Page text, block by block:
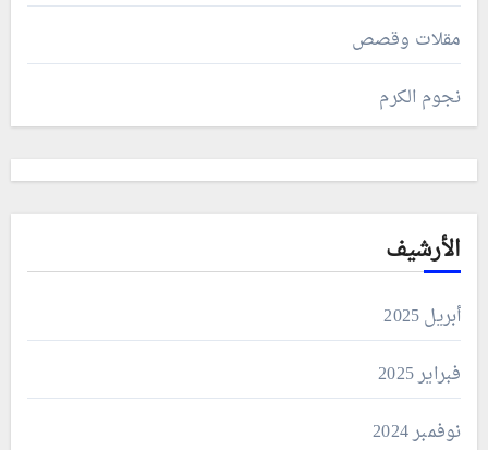
مقلات وقصص
نجوم الكرم
الأرشيف
أبريل 2025
فبراير 2025
نوفمبر 2024